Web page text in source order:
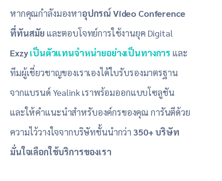
หากคุณกำลังมองหาอุปกรณ์ Video Conference
ที่ทันสมัย และตอบโจทย์การใช้งานยุค Digital
Exzyเป็นตัวแทนจำหน่ายอย่างเป็นทางการ และ
ทีมผู้เชี่ยวชาญของเราเองได้ใบรับรองมาตรฐาน
จากแบรนด์ Yealink เราพร้อมออกแบบโซลูชัน
และให้คำแนะนำสำหรับองค์กรของคุณ การันตีด้วย
ความไว้วางใจจากบริษัทชั้นนำกว่า 350+ บริษัท
มั่นใจเลือกใช้บริการของเรา